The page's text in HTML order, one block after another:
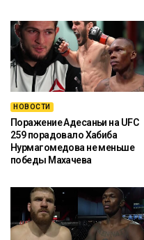
НОВОСТИ
Поражение Адесаньи на UFC
259 порадовало Хабиба
Нурмагомедова не меньше
победы Махачева